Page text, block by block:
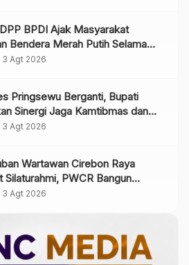
BPDI Ajak Masyarakat
Bendera Merah Putih Selama
Wujudkan Semangat Indonesia
3 Agt 2026
Pringsewu Berganti, Bupati
Sinergi Jaga Kamtibmas dan
Publik
3 Agt 2026
Wartawan Cirebon Raya
Silaturahmi, PWCR Bangun
dan Profesionalisme Anggota
3 Agt 2026